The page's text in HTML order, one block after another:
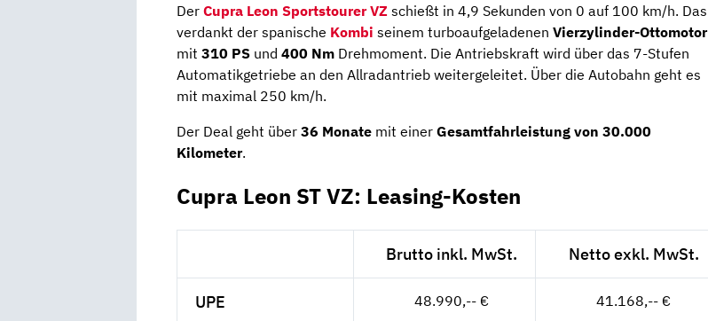
Der Cupra Leon Sportstourer VZ schießt in 4,9 Sekunden von 0 auf 100 km/h. Das
verdankt der spanische Kombi seinem turboaufgeladenen Vierzylinder-Ottomotor
mit 310 PS und 400 Nm Drehmoment. Die Antriebskraft wird über das 7-Stufen
Automatikgetriebe an den Allradantrieb weitergeleitet. Über die Autobahn geht es
mit maximal 250 km/h.
Der Deal geht über 36 Monate mit einer Gesamtfahrleistung von 30.000
Kilometer.
Cupra Leon ST VZ: Leasing-Kosten
Brutto inkl. MwSt. Netto exkl. MwSt.
UPE 48.990,-- € 41.168,-- €